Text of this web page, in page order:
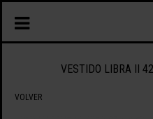
VESTIDO LIBRA II
VOLVER